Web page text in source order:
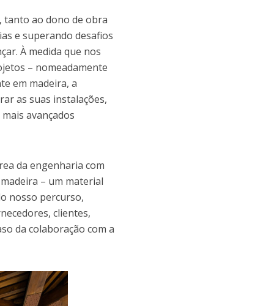
tanto ao dono de obra
e superando desafios
À medida que nos
– nomeadamente
em madeira, a
as suas instalações,
avançados
da engenharia com
– um material
nosso percurso,
clientes,
da colaboração com a